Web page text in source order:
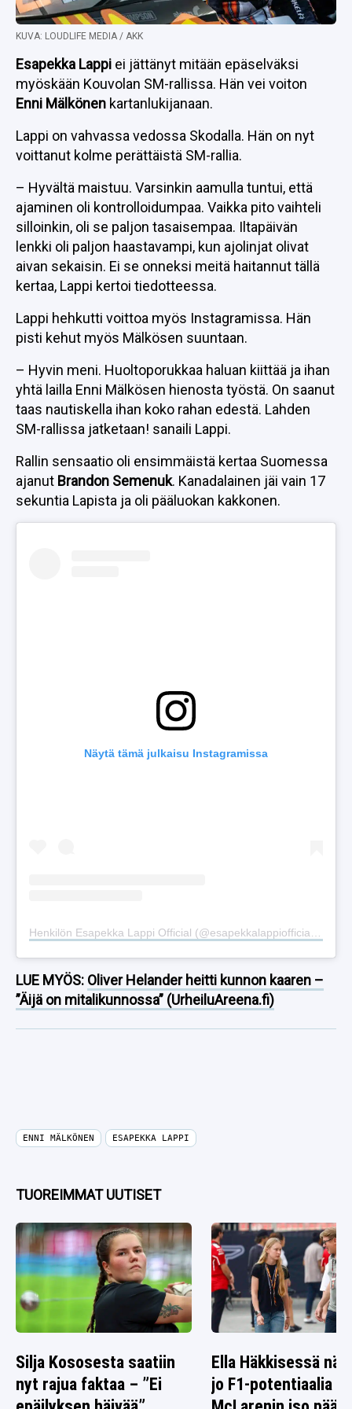
KUVA: LOUDLIFE MEDIA / AKK
Esapekka Lappi ei jättänyt mitään epäselväksi
myöskään Kouvolan SM-rallissa. Hän vei voiton
Enni Mälkönen kartanlukijanaan.
Lappi on vahvassa vedossa Skodalla. Hän on nyt
voittanut kolme perättäistä SM-rallia.
– Hyvältä maistuu. Varsinkin aamulla tuntui, että
ajaminen oli kontrolloidumpaa. Vaikka pito vaihteli
silloinkin, oli se paljon tasaisempaa. Iltapäivän
lenkki oli paljon haastavampi, kun ajolinjat olivat
aivan sekaisin. Ei se onneksi meitä haitannut tällä
kertaa, Lappi kertoi tiedotteessa.
Lappi hehkutti voittoa myös Instagramissa. Hän
pisti kehut myös Mälkösen suuntaan.
– Hyvin meni. Huoltoporukkaa haluan kiittää ja ihan
yhtä lailla Enni Mälkösen hienosta työstä. On saanut
taas nautiskella ihan koko rahan edestä. Lahden
SM-rallissa jatketaan! sanaili Lappi.
Rallin sensaatio oli ensimmäistä kertaa Suomessa
ajanut Brandon Semenuk. Kanadalainen jäi vain 17
sekuntia Lapista ja oli pääluokan kakkonen.
Näytä tämä julkaisu Instagramissa
LUE MYÖS: Oliver Helander heitti kunnon kaaren –
”Äijä on mitalikunnossa” (UrheiluAreena.fi)
ENNI MÄLKÖNEN ESAPEKKA LAPPI
TUOREIMMAT UUTISET
Silja Kososesta saatiin
nyt rajua faktaa – ”Ei
Ella Häkkisessä
jo F1-potentiaalia –